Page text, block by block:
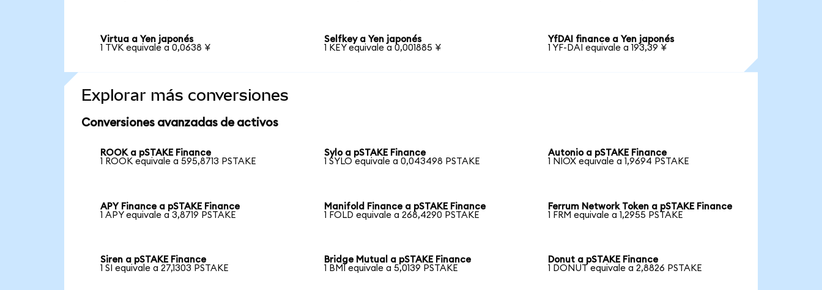
Virtua a Yen japonés
1 TVK equivale a 0,0638 ¥
Selfkey a Yen japonés
1 KEY equivale a 0,001885 ¥
YfDAI finance a Yen japonés
1 YF-DAI equivale a 193,39 ¥
Explorar más conversiones
Conversiones avanzadas de activos
ROOK a pSTAKE Finance
1 ROOK equivale a 595,8713 PSTAKE
Sylo a pSTAKE Finance
1 SYLO equivale a 0,043498 PSTAKE
Autonio a pSTAKE Finance
1 NIOX equivale a 1,9694 PSTAKE
APY Finance a pSTAKE Finance
1 APY equivale a 3,8719 PSTAKE
Manifold Finance a pSTAKE Finance
1 FOLD equivale a 268,4290 PSTAKE
Ferrum Network Token a pSTAKE Finance
1 FRM equivale a 1,2955 PSTAKE
Siren a pSTAKE Finance
1 SI equivale a 27,1303 PSTAKE
Bridge Mutual a pSTAKE Finance
1 BMI equivale a 5,0139 PSTAKE
Donut a pSTAKE Finance
1 DONUT equivale a 2,8826 PSTAKE